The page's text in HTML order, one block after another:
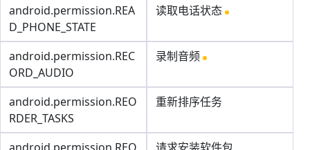
android.permission.REA
D_PHONE_STATE
读取电话状态
android.permission.REC
ORD_AUDIO
录制音频
android.permission.REO
RDER_TASKS
重新排序任务